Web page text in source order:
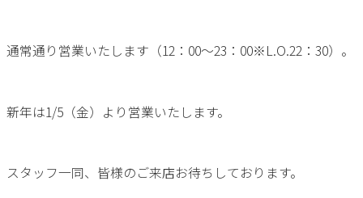
通常通り営業いたします（12：00～23：00※L.O.22：30）。
新年は1/5（金）より営業いたします。
スタッフ一同、皆様のご来店お待ちしております。